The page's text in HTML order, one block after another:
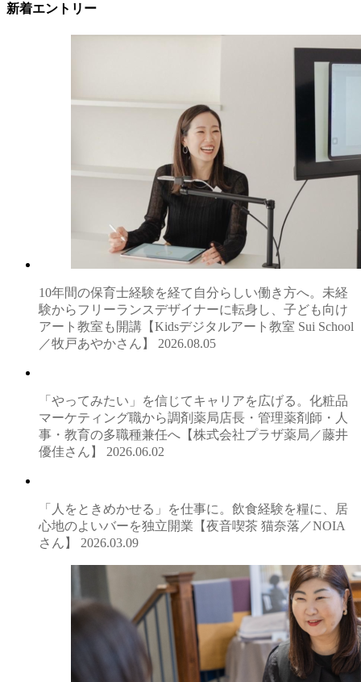
新着エントリー
10年間の保育士経験を経て自分らしい働き方へ。未経
験からフリーランスデザイナーに転身し、子ども向け
アート教室も開講【Kidsデジタルアート教室 Sui School
／牧戸あやかさん】 2026.08.05
「やってみたい」を信じてキャリアを広げる。化粧品
マーケティング職から調剤薬局店長・管理薬剤師・人
事・教育の多職種兼任へ【株式会社プラザ薬局／藤井
優佳さん】 2026.06.02
「人をときめかせる」を仕事に。飲食経験を糧に、居
心地のよいバーを独立開業【夜音喫茶 猫奈落／NOIA
さん】 2026.03.09